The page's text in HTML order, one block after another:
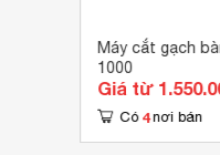
Máy cắt gạch
1000
Giá từ
Có 4 nơi bán